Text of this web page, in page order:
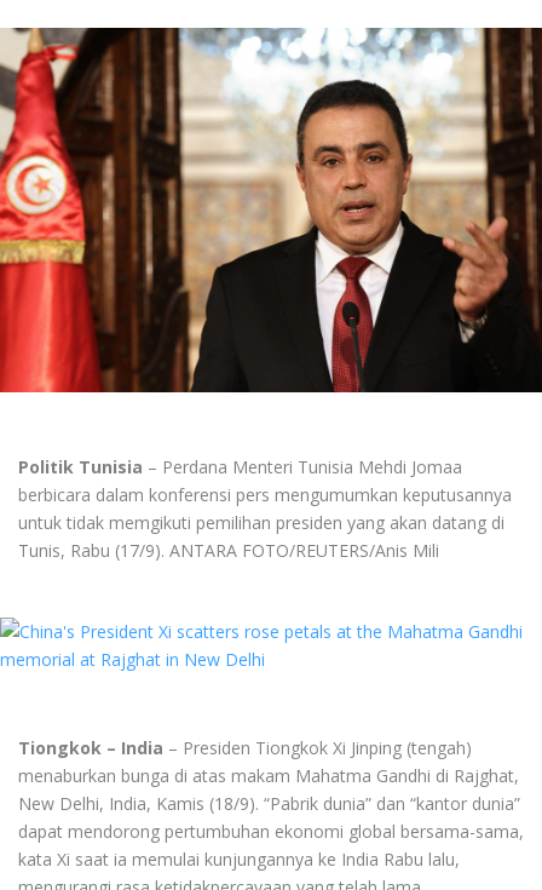
Politik Tunisia – Perdana Menteri Tunisia Mehdi Jomaa
berbicara dalam konferensi pers mengumumkan keputusannya
untuk tidak memgikuti pemilihan presiden yang akan datang di
Tunis, Rabu (17/9). ANTARA FOTO/REUTERS/Anis Mili
Tiongkok – India – Presiden Tiongkok Xi Jinping (tengah)
menaburkan bunga di atas makam Mahatma Gandhi di Rajghat,
New Delhi, India, Kamis (18/9). “Pabrik dunia” dan “kantor dunia”
dapat mendorong pertumbuhan ekonomi global bersama-sama,
kata Xi saat ia memulai kunjungannya ke India Rabu lalu,